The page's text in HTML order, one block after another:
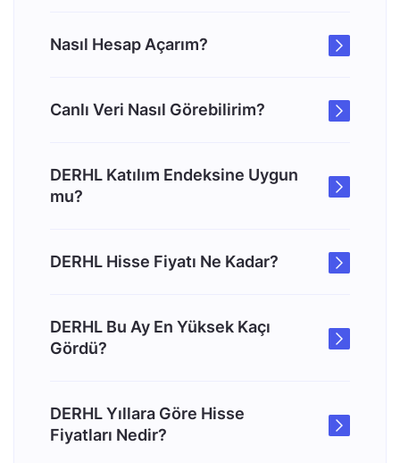
Nasıl Hesap Açarım?
Canlı Veri Nasıl Görebilirim?
DERHL Katılım Endeksine Uygun
mu?
DERHL Hisse Fiyatı Ne Kadar?
DERHL Bu Ay En Yüksek Kaçı
Gördü?
DERHL Yıllara Göre Hisse
Fiyatları Nedir?